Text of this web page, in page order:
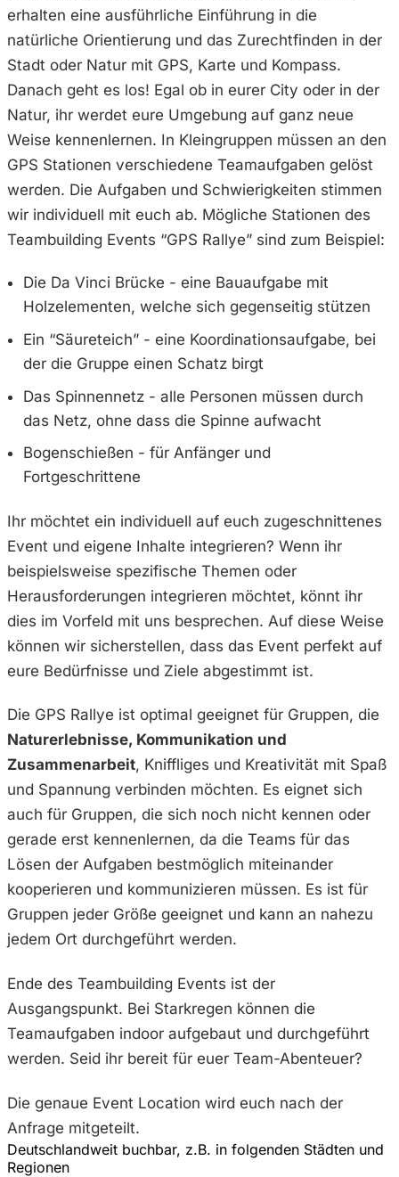
erhalten eine ausführliche Einführung in die
natürliche Orientierung und das Zurechtfinden in der
Stadt oder Natur mit GPS, Karte und Kompass.
Danach geht es los! Egal ob in eurer City oder in der
Natur, ihr werdet eure Umgebung auf ganz neue
Weise kennenlernen. In Kleingruppen müssen an den
GPS Stationen verschiedene Teamaufgaben gelöst
werden. Die Aufgaben und Schwierigkeiten stimmen
wir individuell mit euch ab. Mögliche Stationen des
Teambuilding Events “GPS Rallye” sind zum Beispiel:
Die Da Vinci Brücke - eine Bauaufgabe mit
Holzelementen, welche sich gegenseitig stützen
Ein “Säureteich” - eine Koordinationsaufgabe, bei
der die Gruppe einen Schatz birgt
Das Spinnennetz - alle Personen müssen durch
das Netz, ohne dass die Spinne aufwacht
Bogenschießen - für Anfänger und
Fortgeschrittene
Ihr möchtet ein individuell auf euch zugeschnittenes
Event und eigene Inhalte integrieren? Wenn ihr
beispielsweise spezifische Themen oder
Herausforderungen integrieren möchtet, könnt ihr
dies im Vorfeld mit uns besprechen. Auf diese Weise
können wir sicherstellen, dass das Event perfekt auf
eure Bedürfnisse und Ziele abgestimmt ist.
Die GPS Rallye ist optimal geeignet für Gruppen, die
Naturerlebnisse, Kommunikation und
Zusammenarbeit, Kniffliges und Kreativität mit Spaß
und Spannung verbinden möchten. Es eignet sich
auch für Gruppen, die sich noch nicht kennen oder
gerade erst kennenlernen, da die Teams für das
Lösen der Aufgaben bestmöglich miteinander
kooperieren und kommunizieren müssen. Es ist für
Gruppen jeder Größe geeignet und kann an nahezu
jedem Ort durchgeführt werden.
Ende des Teambuilding Events ist der
Ausgangspunkt. Bei Starkregen können die
Teamaufgaben indoor aufgebaut und durchgeführt
werden. Seid ihr bereit für euer Team-Abenteuer?
Die genaue Event Location wird euch nach der
Anfrage mitgeteilt.
Deutschlandweit buchbar, z.B. in folgenden Städten und
Regionen